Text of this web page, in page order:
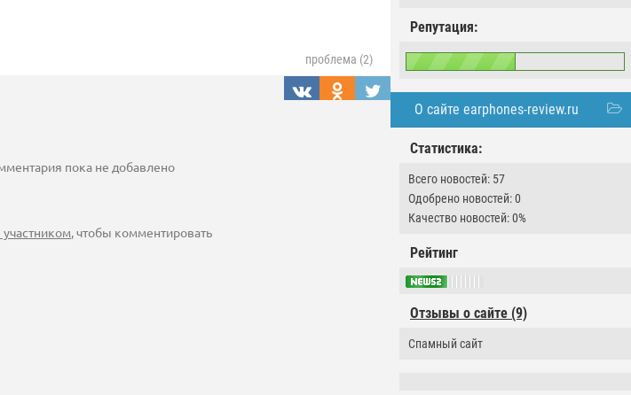
Репутация:
О сайте earphones-review.ru
Статистика:
Всего новостей: 57
Одобрено новостей: 0
Качество новостей: 0%
Рейтинг
Отзывы о сайте (9)
Спамный сайт
проблема (2)
пока не добавлено
участником, чтобы комментировать